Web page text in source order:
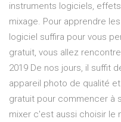
instruments logiciels,
mixage. Pour apprendre
logiciel suffira pour vous
gratuit, vous allez
2019 De nos jours, il suffit
appareil photo de qualité
gratuit pour commencer à
mixer c'est aussi choisir le